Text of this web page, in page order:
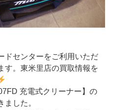
ドセンターをご利用いただ
す。東米里店の買取情報を
充電式クリーナー】の
ました。